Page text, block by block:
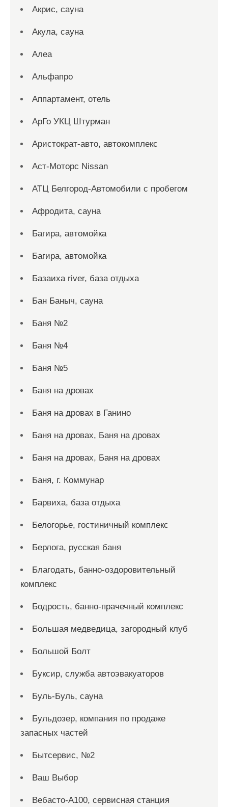
Акрис, сауна
Акула, сауна
Алеа
Альфапро
Аппартамент, отель
АрГо УКЦ Штурман
Аристократ-авто, автокомплекс
Аст-Моторс Nissan
АТЦ Белгород-Автомобили с пробегом
Афродита, сауна
Багира, автомойка
Багира, автомойка
Базаиха river, база отдыха
Бан Баныч, сауна
Баня №2
Баня №4
Баня №5
Баня на дровах
Баня на дровах в Ганино
Баня на дровах, Баня на дровах
Баня на дровах, Баня на дровах
Баня, г. Коммунар
Барвиха, база отдыха
Белогорье, гостиничный комплекс
Берлога, русская баня
Благодать, банно-оздоровительный
комплекс
Бодрость, банно-прачечный комплекс
Большая медведица, загородный клуб
Большой Болт
Буксир, служба автоэвакуаторов
Буль-Буль, сауна
Бульдозер, компания по продаже
запасных частей
Бытсервис, №2
Ваш Выбор
Вебасто-А100, сервисная станция